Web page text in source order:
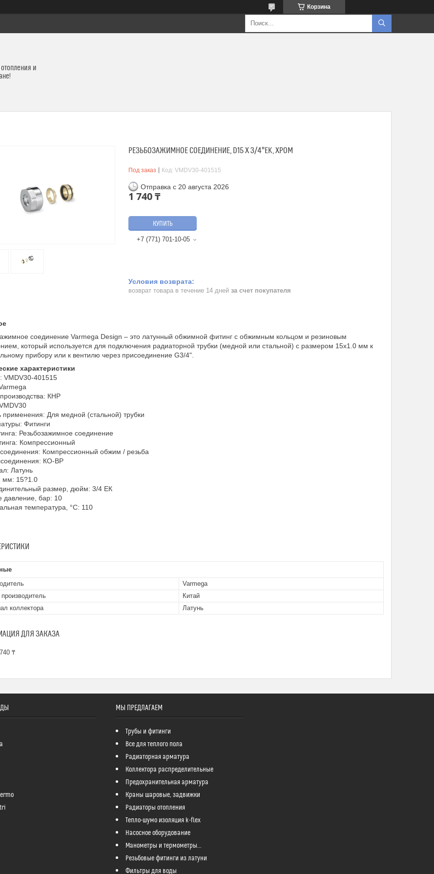
Корзина
и
РЕЗЬБОЗАЖИМНОЕ СОЕДИНЕНИЕ, D15 Х 3/4"EK, ХРОМ
Под заказ Код: VMDV30-401515
Отправка с 20 августа 2026
1 740 ₸
КУПИТЬ
+7 (771) 701-10-05
возврат товара в течение 14 дней за счет покупателя
соединение Varmega Design – это латунный обжимной фитинг с обжимным кольцом и резиновым
который используется для подключения радиаторной трубки (медной или стальной) с размером 15х1.0 мм к
прибору или к вентилю через присоединение G3/4".
характеристики
VMDV30-401515
КНР
применения: Для медной (стальной) трубки
Фитинги
Резьбозажимное соединение
Компрессионный
Компрессионный обжим / резьба
КО-ВР
Латунь
мм: 15?1.0
размер, дюйм: 3/4 ЕК
давление, бар: 10
температура, °С: 110
Varmega
Китай
коллектора
Латунь
ДЛЯ ЗАКАЗА
₸
МЫ ПРЕДЛАГАЕМ
Трубы и фитинги
Все для теплого пола
Радиаторная арматура
Коллектора распределительные
Предохранительная арматура
Краны шаровые, задвижки
Радиаторы отопления
Тепло-шумо изоляция k-flex
Насосное оборудование
Манометры и термометры...
Резьбовые фитинги из латуни
Фильтры для воды